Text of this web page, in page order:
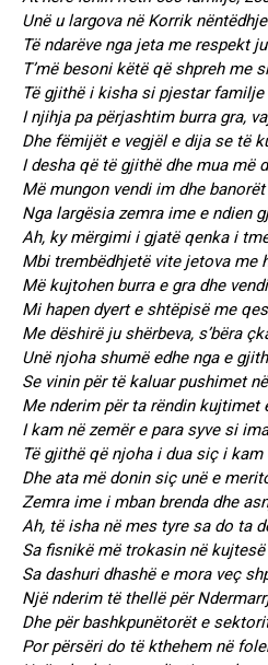
Unë u largova në Korrik
Të ndarëve nga jeta me respekt
T’më besoni këtë që shpreh me
Të gjithë i kisha si pjestar familje
I njihja pa përjashtim burra gra,
Dhe fëmijët e vegjël e dija se të
I desha që të gjithë dhe mua më
Më mungon vendi im dhe banorët
Nga largësia zemra ime e ndien
Ah, ky mërgimi i gjatë qenka i
Mbi trembëdhjetë vite jetova me
Më kujtohen burra e gra dhe
Mi hapen dyert e shtëpisë me
Me dëshirë ju shërbeva, s’bëra
Unë njoha shumë edhe nga e
Se vinin për të kaluar pushimet
Me nderim për ta rëndin kujtimet
I kam në zemër e para syve si
Të gjithë që njoha i dua siç i kam
Dhe ata më donin siç unë e
Zemra ime i mban brenda dhe
Ah, të isha në mes tyre sa do ta
Sa fisnikë më trokasin në
Sa dashuri dhashë e mora veç
Një nderim të thellë për
Dhe për bashkpunëtorët e
Por përsëri do të kthehem në